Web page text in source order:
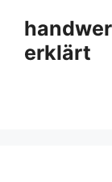
Inhalt
springen
erklärt